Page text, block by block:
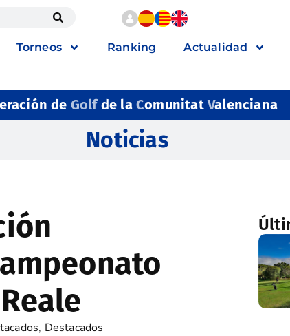
Torneos Ranking Actualidad
de Golfde la ComunitatValenciana
Noticias
, Destacados